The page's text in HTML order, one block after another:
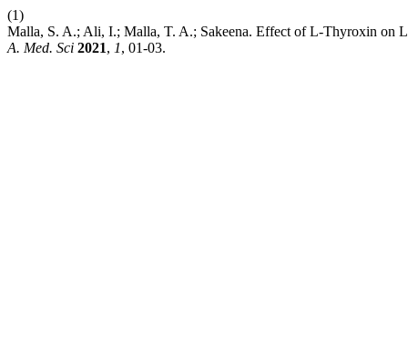
(1)
Malla, S. A.; Ali, I.; Malla, T. A.; Sakeena. Effect of L-Thyroxin on
A. Med. Sci 2021, 1, 01-03.